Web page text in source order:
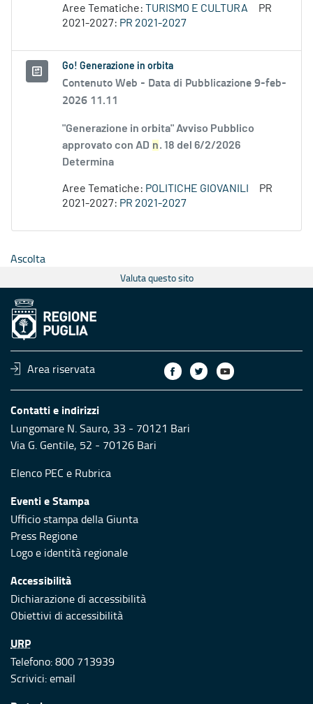
Aree Tematiche: TURISMO E CULTURA
PR
2021-2027: PR 2021-2027
Go! Generazione in orbita
Contenuto Web - Data di Pubblicazione 9-feb-
2026 11.11
"Generazione in orbita" Avviso Pubblico
approvato con AD n. 18 del 6/2/2026
Determina
Aree Tematiche: POLITICHE GIOVANILI
PR
2021-2027: PR 2021-2027
Ascolta
Valuta questo sito
Area riservata
Contatti e indirizzi
Lungomare N. Sauro, 33 - 70121 Bari
Via G. Gentile, 52 - 70126 Bari
Elenco PEC e Rubrica
Eventi e Stampa
Ufficio stampa della Giunta
Press Regione
Logo e identità regionale
Accessibilità
Dichiarazione di accessibilità
Obiettivi di accessibilità
URP
Telefono: 800 713939
Scrivici:email